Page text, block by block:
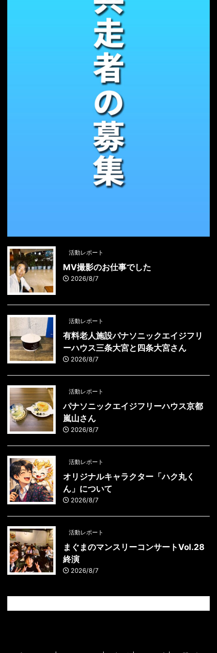
活動レポート
MV撮影のお仕事でした
2026/8/7
活動レポート
有料老人施設パナソニックエイジフリ
ーハウス三条大宮と四条大宮さん
2026/8/7
活動レポート
パナソニックエイジフリーハウス京都
嵐山さん
2026/8/7
活動レポート
オリジナルキャラクター「ハク丸く
ん」について
2026/8/7
活動レポート
まぐまのマンスリーコンサートVol.28
終演
2026/8/7